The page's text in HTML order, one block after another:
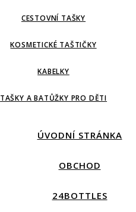
CESTOVNÍ TAŠKY
KOSMETICKÉ TAŠTIČKY
KABELKY
TAŠKY A BATŮŽKY PRO DĚTI
ÚVODNÍ STRÁNKA
OBCHOD
24BOTTLES